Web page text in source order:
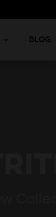
BLOG